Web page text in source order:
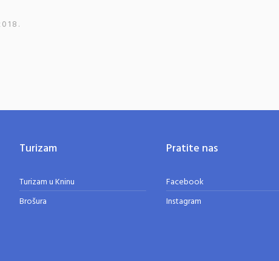
Turizam
Turizam u Kninu
Brošura
Pratite nas
Facebook
Instagram